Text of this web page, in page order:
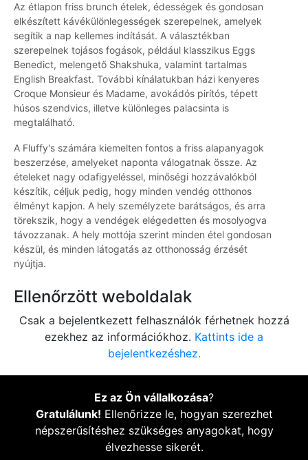
Az étlapon friss brunch ételek, édességek és gondosan
elkészített kávékülönlegességek szerepelnek, amelyek
segítik a nap kellemes indítását. A választékban
szerepelnek tojásos fogások, például klasszikus Eggs
Benedict, melengető Shakshuka, valamint tartalmas
English Breakfast. További kínálatukban házi kenyeres
Croque Monsieur és Madame, avokádós pirítós, tépett
húsos szendvics, illetve különleges palacsinta is
megtalálható.
A Fluffy's számára kiemelten fontos a friss alapanyagok
beszerzése, amelyeket naponta válogatnak össze. Az
ételeket nagy odafigyeléssel, minőségi hozzávalókból
készítik, céljuk pedig, hogy minden vendég otthonos
élményt kapjon. A hely személyzete barátságos, és arra
törekszik, hogy a vendégek elégedetten és mosolyogva
távozzanak. A hely mottója szerint minden étel gondosan
készül, és minden látogatás az otthonosság érzését
nyújtja.
Ellenőrzött weboldalak
Csak a bejelentkezett felhasználók férhetnek hozzá
ezekhez az információkhoz. Kattints ide a
bejelentkezéshez.
Ez az Ön vállalkozása?
Gratulálunk! Ellenőrizze le, hogyan szerezhet
népszerűsítéshez szükséges anyagokat, hogy
élvezhesse sikerét.